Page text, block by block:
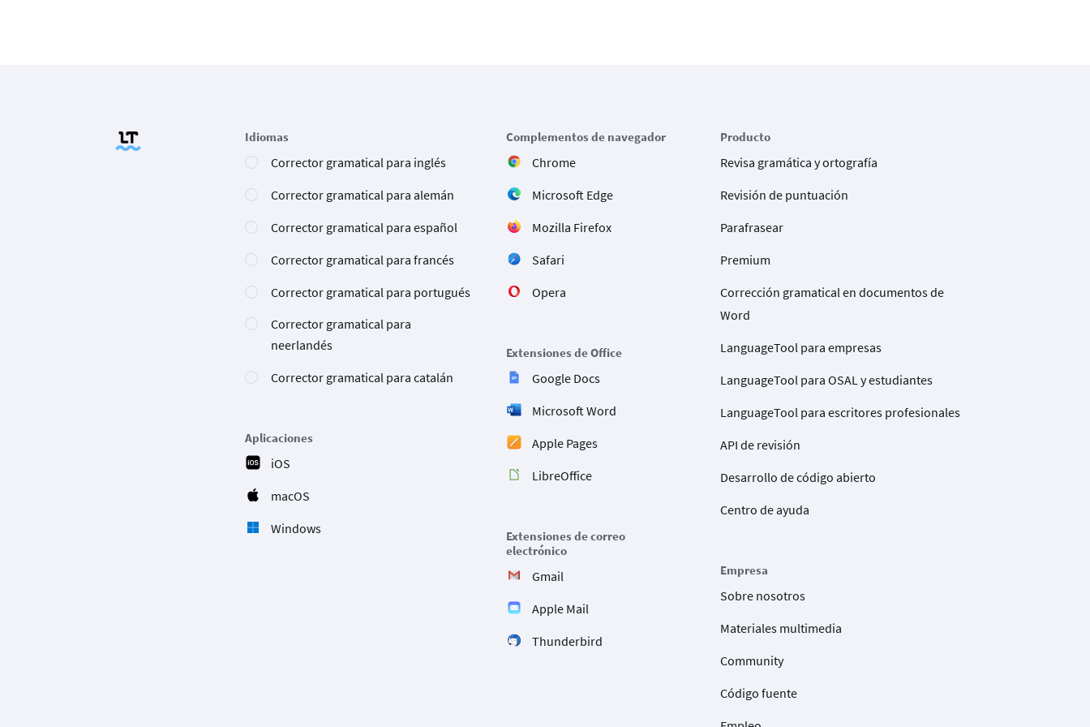
Idiomas
Corrector gramatical para inglés
Corrector gramatical para alemán
Corrector gramatical para español
Corrector gramatical para francés
Corrector gramatical para portugués
Corrector gramatical para
neerlandés
Corrector gramatical para catalán
Aplicaciones
iOS
macOS
Windows
Complementos de navegador
Chrome
Microsoft Edge
Mozilla Firefox
Safari
Opera
Extensiones de Office
Google Docs
Microsoft Word
Apple Pages
LibreOffice
Extensiones de correo
electrónico
Gmail
Apple Mail
Thunderbird
Producto
Revisa gramática y ortografía
Revisión de puntuación
Parafrasear
Premium
Corrección gramatical en documentos de
Word
LanguageTool para empresas
LanguageTool para OSAL y estudiantes
LanguageTool para escritores profesionales
API de revisión
Desarrollo de código abierto
Centro de ayuda
Empresa
Sobre nosotros
Materiales multimedia
Community
Código fuente